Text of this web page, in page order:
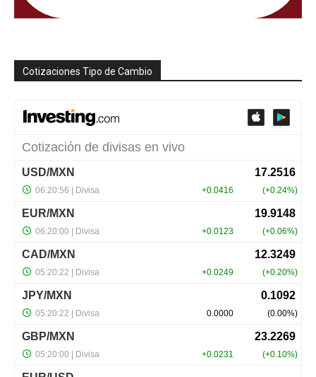
Cotizaciones Tipo de Cambio